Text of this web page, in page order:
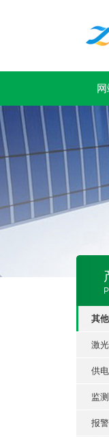
其他
激
供
监
报